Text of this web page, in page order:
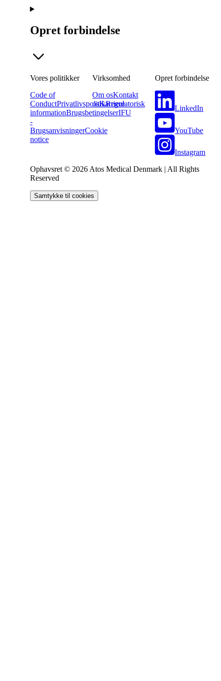
Opret forbindelse
Vores politikker
Code of
ConductPrivatlivspolitikRegulatorisk
informationBrugsbetingelserIFU
-
BrugsanvisningerCookie
notice
Virksomhed
Om osKontakt
osKarriere
Opret forbindelse
LinkedIn
YouTube
Instagram
Ophavsret © 2026 Atos Medical Denmark | All Rights
Reserved
Samtykke til cookies